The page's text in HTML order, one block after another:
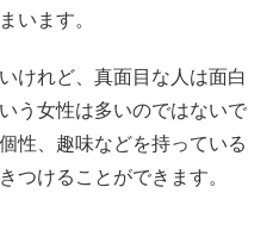
います。
けれど、真面目な人は面白
う女性は多いのではないで
性、趣味などを持っている
つけることができます。